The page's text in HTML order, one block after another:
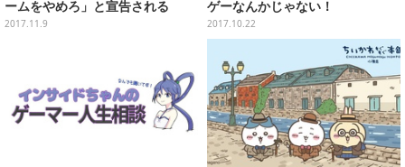
ームをやめろ」と宣告される
2017.11.9
ゲーなんかじゃない！
2017.10.22